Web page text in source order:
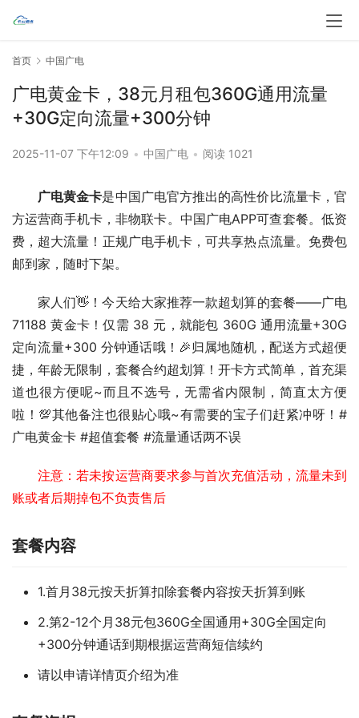
首页 中国广电
广电黄金卡，38元月租包360G通用流量
+30G定向流量+300分钟
2025-11-07 下午12:09 • 中国广电 • 阅读 1021
广电黄金卡是中国广电官方推出的高性价比流量卡，官
方运营商手机卡，非物联卡。中国广电APP可查套餐。低资
费，超大流量！正规广电手机卡，可共享热点流量。免费包
邮到家，随时下架。
家人们👋！今天给大家推荐一款超划算的套餐——广电
71188 黄金卡！仅需 38 元，就能包 360G 通用流量+30G
定向流量+300 分钟通话哦！🎉归属地随机，配送方式超便
捷，年龄无限制，套餐合约超划算！开卡方式简单，首充渠
道也很方便呢~而且不选号，无需省内限制，简直太方便
啦！💯其他备注也很贴心哦~有需要的宝子们赶紧冲呀！#
广电黄金卡 #超值套餐 #流量通话两不误
注意：若未按运营商要求参与首次充值活动，流量未到
账或者后期掉包不负责售后
套餐内容
1.首月38元按天折算扣除套餐内容按天折算到账
2.第2-12个月38元包360G全国通用+30G全国定向
+300分钟通话到期根据运营商短信续约
请以申请详情页介绍为准